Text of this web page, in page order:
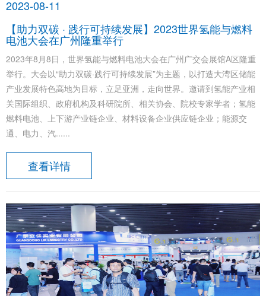
2023-08-11
【助力双碳 · 践行可持续发展】2023世界氢能与燃料
电池大会在广州隆重举行
2023年8月8日，世界氢能与燃料电池大会在广州广交会展馆A区隆重
举行。大会以“助力双碳·践行可持续发展”为主题，以打造大湾区储能
产业发展特色高地为目标，立足亚洲，走向世界。邀请到氢能产业相
关国际组织、政府机构及科研院所、相关协会、院校专家学者；氢能
燃料电池、上下游产业链企业、材料设备企业供应链企业；能源交
通、电力、汽......
查看详情